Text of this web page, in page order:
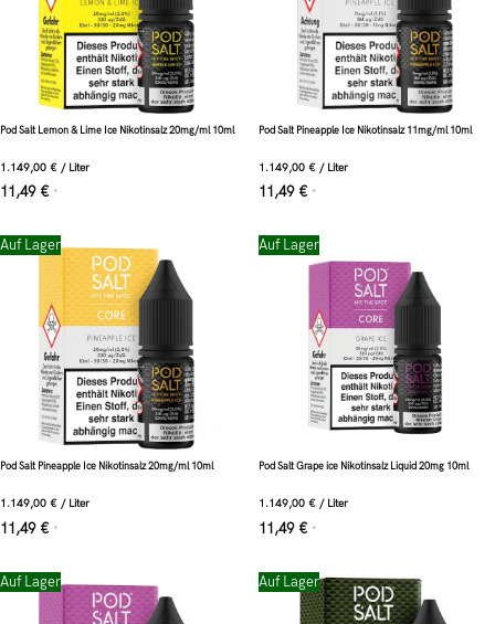
Pod Salt Lemon & Lime Ice Nikotinsalz 20mg/ml 10ml
1.149,00 € / Liter
11,49 € *
Pod Salt Pineapple Ice Nikotinsalz 11mg/ml 10ml
1.149,00 € / Liter
11,49 € *
Auf Lager
Pod Salt Pineapple Ice Nikotinsalz 20mg/ml 10ml
1.149,00 € / Liter
11,49 € *
Auf Lager
Pod Salt Grape ice Nikotinsalz Liquid 20mg 10ml
1.149,00 € / Liter
11,49 € *
Auf Lager Auf Lager